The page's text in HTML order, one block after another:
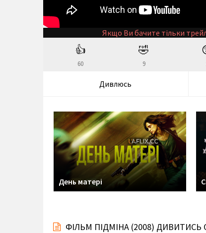
Якщо Ви бачите тільки
👍
60
🤣
9
Дивлюсь
День матері
ФІЛЬМ ПІДМІНА (2008)